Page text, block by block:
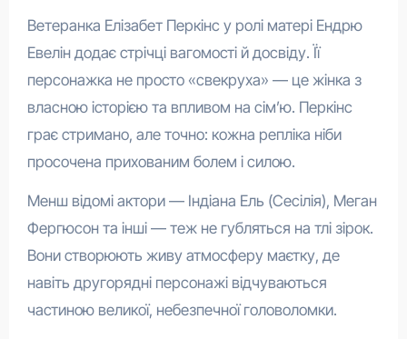
Ветеранка Елізабет Перкінс у ролі матері Ендрю
Евелін додає стрічці вагомості й досвіду. Її
персонажка не просто «свекруха» — це жінка з
власною історією та впливом на сім’ю. Перкінс
грає стримано, але точно: кожна репліка ніби
просочена прихованим болем і силою.
Менш відомі актори — Індіана Ель (Сесілія), Меган
Фергюсон та інші — теж не губляться на тлі зірок.
Вони створюють живу атмосферу маєтку, де
навіть другорядні персонажі відчуваються
частиною великої, небезпечної головоломки.